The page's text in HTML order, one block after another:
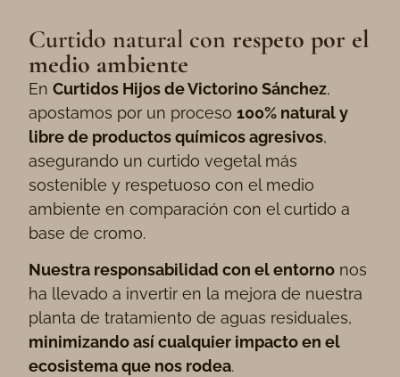
Curtido natural con respeto por el
medio ambiente
En Curtidos Hijos de Victorino Sánchez,
apostamos por un proceso 100% natural y
libre de productos químicos agresivos,
asegurando un curtido vegetal más
sostenible y respetuoso con el medio
ambiente en comparación con el curtido a
base de cromo.
Nuestra responsabilidad con el entorno nos
ha llevado a invertir en la mejora de nuestra
planta de tratamiento de aguas residuales,
minimizando así cualquier impacto en el
ecosistema que nos rodea.